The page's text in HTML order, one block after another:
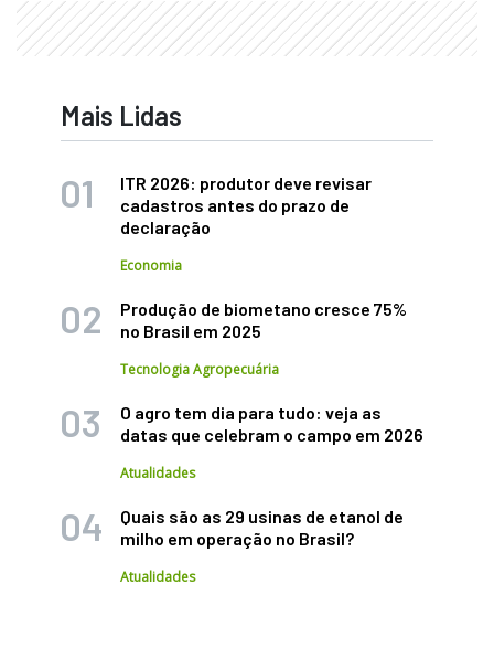
Mais Lidas
ITR 2026: produtor deve revisar
cadastros antes do prazo de
declaração
Economia
Produção de biometano cresce 75%
no Brasil em 2025
Tecnologia Agropecuária
O agro tem dia para tudo: veja as
datas que celebram o campo em 2026
Atualidades
Quais são as 29 usinas de etanol de
milho em operação no Brasil?
Atualidades